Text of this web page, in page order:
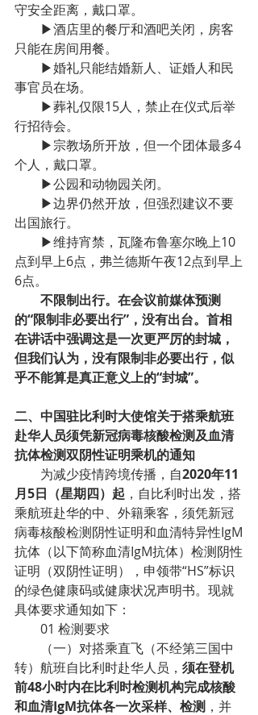
守安全距离，戴口罩。
▶酒店里的餐厅和酒吧关闭，房客
只能在房间用餐。
▶婚礼只能结婚新人、证婚人和民
事官员在场。
▶葬礼仅限15人，禁止在仪式后举
行招待会。
▶宗教场所开放，但一个团体最多4
个人，戴口罩。
▶公园和动物园关闭。
▶边界仍然开放，但强烈建议不要
出国旅行。
▶维持宵禁，瓦隆布鲁塞尔晚上10
点到早上6点，弗兰德斯午夜12点到早上
6点。
不限制出行。在会议前媒体预测
的“限制非必要出行”，没有出台。首相
在讲话中强调这是一次更严厉的封城，
但我们认为，没有限制非必要出行，似
乎不能算是真正意义上的“封城”。
二、中国驻比利时大使馆关于搭乘航班
赴华人员须凭新冠病毒核酸检测及血清
抗体检测双阴性证明乘机的通知
为减少疫情跨境传播，自2020年11
月5日（星期四）起 ，自比利时出发，搭
乘航班赴华的中、外籍乘客，须凭新冠
病毒核酸检测阴性证明和血清特异性IgM
抗体（以下简称血清IgM抗体）检测阴性
证明（双阴性证明），申领带“HS”标识
的绿色健康码或健康状况声明书。现就
具体要求通知如下：
01 检测要求
（一）对搭乘直飞（不经第三国中
转）航班自比利时赴华人员， 须在登机
前48小时内在比利时检测机构完成核酸
和血清IgM抗体各一次采样、检测 ，并